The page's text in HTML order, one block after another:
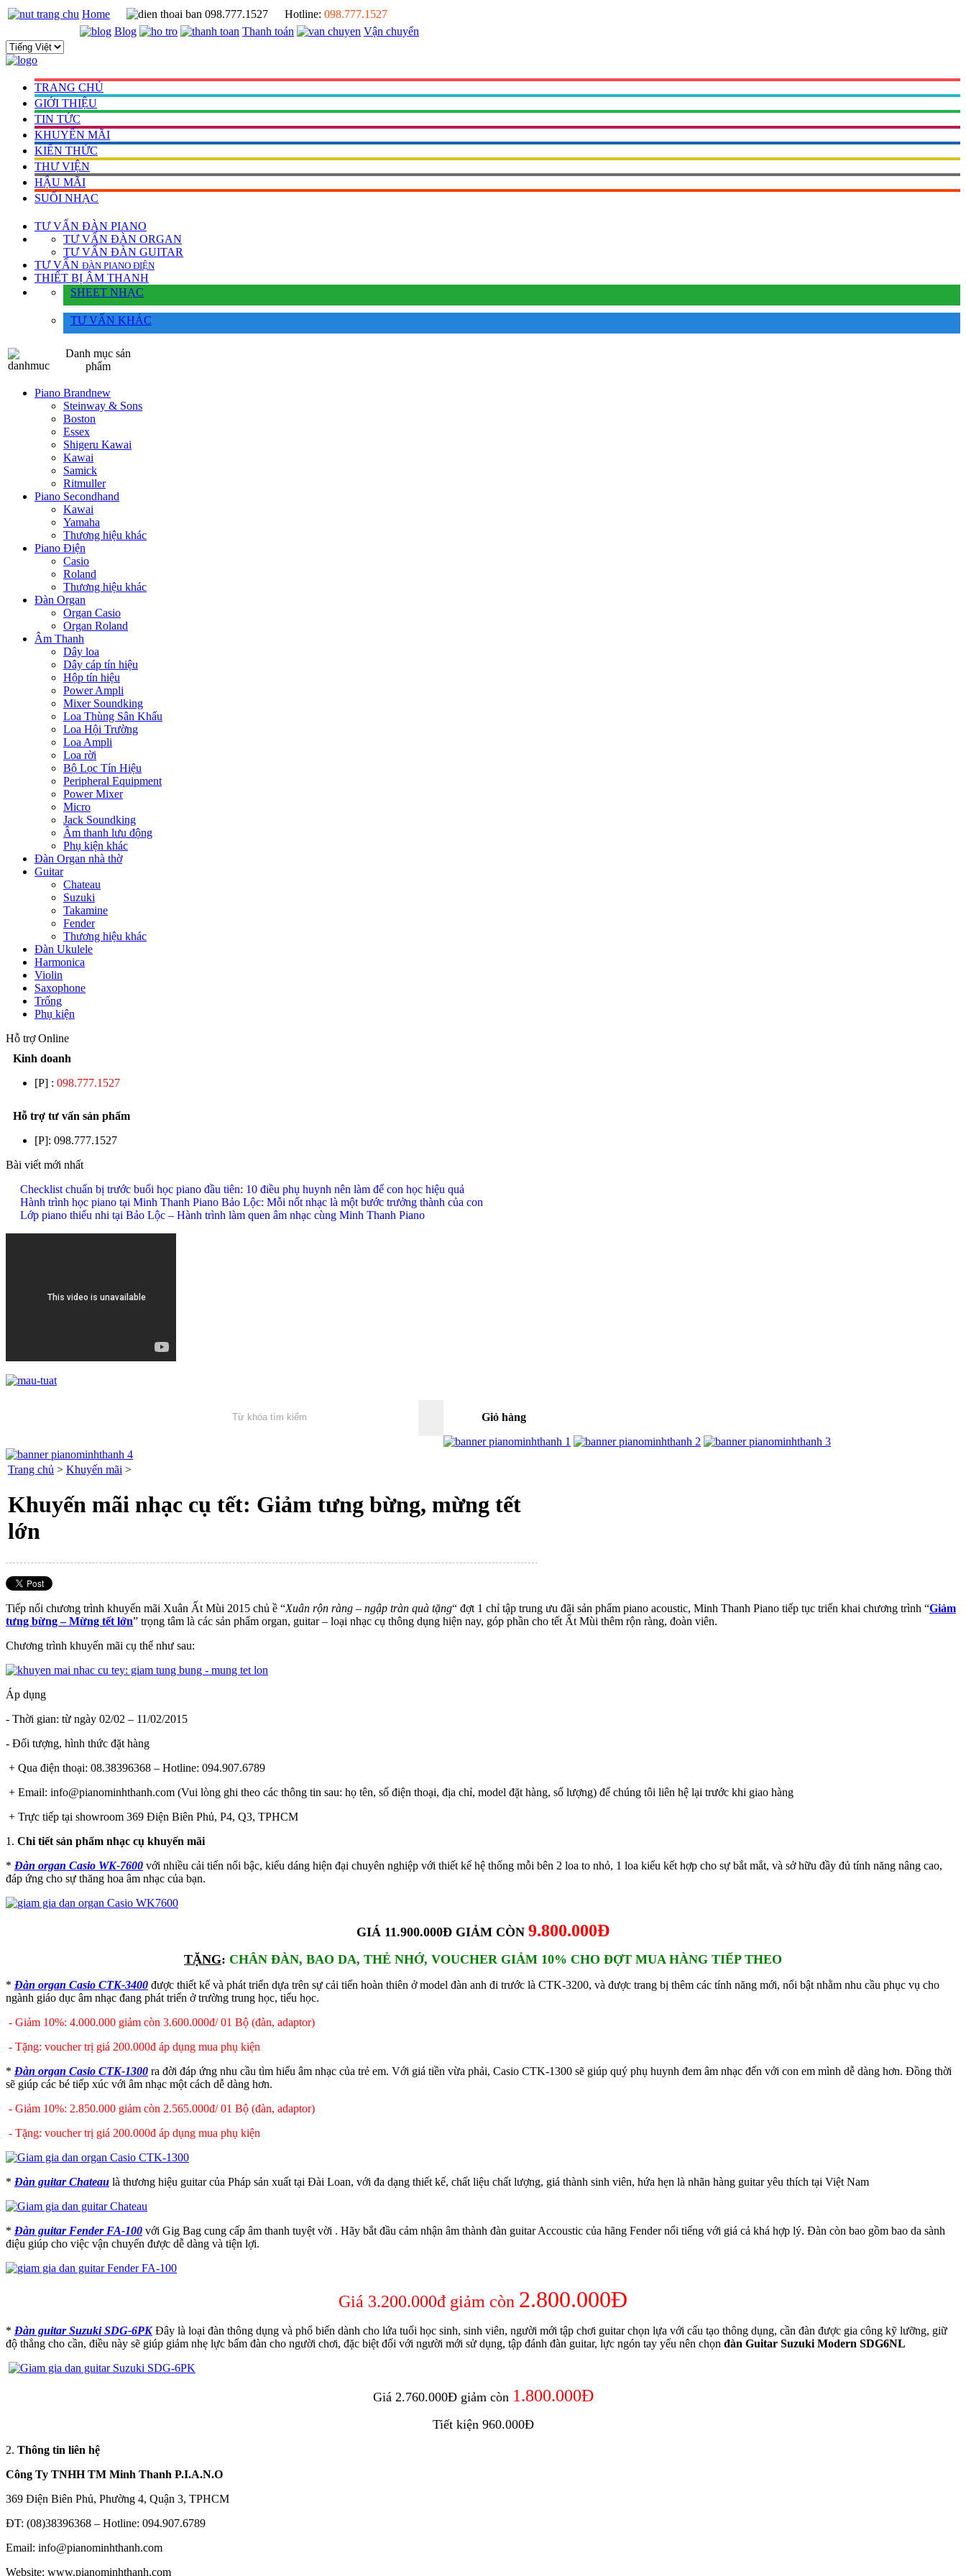
Home 098.777.1527 Hotline: 098.777.1527
Blog
Thanh toán Vận chuyển
TRANG CHỦ
GIỚI THIỆU
TIN TỨC
KHUYẾN MÃI
KIẾN THỨC
THƯ VIỆN
HẬU MÃI
SUỐI NHẠC
TƯ VẤN ĐÀN PIANO
TƯ VẤN ÐÀN ORGAN
TƯ VẤN ÐÀN GUITAR
TƯ VẤN ÐÀN PIANO ÐIỆN
THIẾT BỊ ÂM THANH
SHEET NHẠC
TƯ VẤN KHÁC
Danh mục sản
phẩm
Piano Brandnew
Steinway & Sons
Boston
Essex
Shigeru Kawai
Kawai
Samick
Ritmuller
Piano Secondhand
Kawai
Yamaha
Thương hiệu khác
Piano Điện
Casio
Roland
Thương hiệu khác
Đàn Organ
Organ Casio
Organ Roland
Âm Thanh
Dây loa
Dây cáp tín hiệu
Hộp tín hiệu
Power Ampli
Mixer Soundking
Loa Thùng Sân Khấu
Loa Hội Trường
Loa Ampli
Loa rời
Bộ Lọc Tín Hiệu
Peripheral Equipment
Power Mixer
Micro
Jack Soundking
Âm thanh lưu động
Phụ kiện khác
Đàn Organ nhà thờ
Guitar
Chateau
Suzuki
Takamine
Fender
Thương hiệu khác
Đàn Ukulele
Harmonica
Violin
Saxophone
Trống
Phụ kiện
Hỗ trợ Online
Kinh doanh
[P] : 098.777.1527
Hỗ trợ tư vấn sản phẩm
[P]: 098.777.1527
Bài viết mới nhất
Checklist chuẩn bị trước buổi học piano đầu tiên: 10 điều phụ huynh nên làm để con học hiệu quả
Hành trình học piano tại Minh Thanh Piano Bảo Lộc: Mỗi nốt nhạc là một bước trưởng thành của con
Lớp piano thiếu nhi tại Bảo Lộc – Hành trình làm quen âm nhạc cùng Minh Thanh Piano
Giỏ hàng
Trang chủ > Khuyến mãi >
Khuyến mãi nhạc cụ tết: Giảm tưng bừng, mừng tết
lớn
Tiếp nối chương trình khuyến mãi Xuân Ất Mùi 2015 chủ ề “Xuân rộn ràng – ngập tràn quà tặng“ đợt 1 chỉ tập trung ưu đãi sản phẩm piano acoustic, Minh Thanh Piano tiếp tục triển khai chương trình “Giảm
tưng bừng – Mừng tết lớn” trọng tâm là các sản phẩm organ, guitar – loại nhạc cụ thông dụng hiện nay, góp phần cho tết Ất Mùi thêm rộn ràng, đoàn viên.
Chương trình khuyến mãi cụ thể như sau:
Áp dụng
- Thời gian: từ ngày 02/02 – 11/02/2015
- Đối tượng, hình thức đặt hàng
+ Qua điện thoại: 08.38396368 – Hotline: 094.907.6789
+ Email: info@pianominhthanh.com (Vui lòng ghi theo các thông tin sau: họ tên, số điện thoại, địa chỉ, model đặt hàng, số lượng) để chúng tôi liên hệ lại trước khi giao hàng
+ Trực tiếp tại showroom 369 Điện Biên Phủ, P4, Q3, TPHCM
1. Chi tiết sản phẩm nhạc cụ khuyến mãi
* Đàn organ Casio WK-7600 với nhiều cải tiến nổi bậc, kiểu dáng hiện đại chuyên nghiệp với thiết kế hệ thống mỗi bên 2 loa to nhỏ, 1 loa kiểu kết hợp cho sự bắt mắt, và sở hữu đầy đủ tính năng nâng cao,
đáp ứng cho sự thăng hoa âm nhạc của bạn.
GIÁ 11.900.000Đ GIẢM CÒN 9.800.000Đ
TẶNG: CHÂN ĐÀN, BAO DA, THẺ NHỚ, VOUCHER GIẢM 10% CHO ĐỢT MUA HÀNG TIẾP THEO
* Đàn organ Casio CTK-3400 được thiết kế và phát triển dựa trên sự cải tiến hoàn thiên ở model đàn anh đi trước là CTK-3200, và được trang bị thêm các tính năng mới, nổi bật nhằm nhu cầu phục vụ cho
ngành giáo dục âm nhạc đang phát triển ở trường trung học, tiểu học.
- Giảm 10%: 4.000.000 giảm còn 3.600.000đ/ 01 Bộ (đàn, adaptor)
- Tặng: voucher trị giá 200.000đ áp dụng mua phụ kiện
* Đàn organ Casio CTK-1300 ra đời đáp ứng nhu cầu tìm hiểu âm nhạc của trẻ em. Với giá tiền vừa phải, Casio CTK-1300 sẽ giúp quý phụ huynh đem âm nhạc đến với con em mình dễ dàng hơn. Đồng thời
sẽ giúp các bé tiếp xúc với âm nhạc một cách dễ dàng hơn.
- Giảm 10%: 2.850.000 giảm còn 2.565.000đ/ 01 Bộ (đàn, adaptor)
- Tặng: voucher trị giá 200.000đ áp dụng mua phụ kiện
* Đàn guitar Chateau là thương hiệu guitar của Pháp sản xuất tại Đài Loan, với đa dạng thiết kế, chất liệu chất lượng, giá thành sinh viên, hứa hẹn là nhãn hàng guitar yêu thích tại Việt Nam
* Đàn guitar Fender FA-100 với Gig Bag cung cấp âm thanh tuyệt vời . Hãy bắt đầu cảm nhận âm thành đàn guitar Accoustic của hãng Fender nổi tiếng với giá cả khá hợp lý. Đàn còn bao gồm bao da sành
điệu giúp cho việc vận chuyển được dễ dàng và tiện lợi.
Giá 3.200.000đ giảm còn 2.800.000Đ
* Đàn guitar Suzuki SDG-6PKĐây là loại đàn thông dụng và phổ biến dành cho lứa tuổi học sinh, sinh viên, người mới tập chơi guitar chọn lựa với cấu tạo thông dụng, cần đàn được gia công kỹ lưỡng, giữ
độ thẳng cho cần, điều này sẽ giúp giảm nhẹ lực bấm đàn cho người chơi, đặc biệt đối với người mới sử dụng, tập đánh đàn guitar, lực ngón tay yếu nên chọn đàn Guitar Suzuki Modern SDG6NL
Giá 2.760.000Đ giảm còn 1.800.000Đ
Tiết kiện 960.000Đ
2. Thông tin liên hệ
Công Ty TNHH TM Minh Thanh P.I.A.N.O
369 Điện Biên Phủ, Phường 4, Quận 3, TPHCM
ĐT: (08)38396368 – Hotline: 094.907.6789
Email: info@pianominhthanh.com
Website: www.pianominhthanh.com